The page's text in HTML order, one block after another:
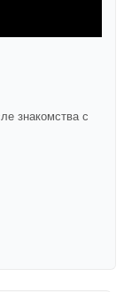
знакомства с